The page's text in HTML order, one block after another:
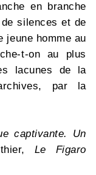
en branche
silences et de
jeune homme au
t-on au plus
lacunes de la
par la
captivante. Un
Le Figaro